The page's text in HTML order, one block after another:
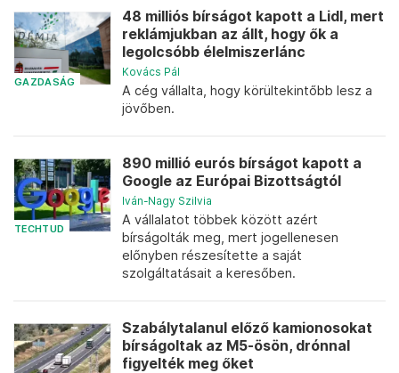
GAZDASÁG
48 milliós bírságot kapott a Lidl, mert
reklámjukban az állt, hogy ők a
legolcsóbb élelmiszerlánc
Kovács Pál
A cég vállalta, hogy körültekintőbb lesz a
jövőben.
TECHTUD
890 millió eurós bírságot kapott a
Google az Európai Bizottságtól
Iván-Nagy Szilvia
A vállalatot többek között azért
bírságolták meg, mert jogellenesen
előnyben részesítette a saját
szolgáltatásait a keresőben.
Szabálytalanul előző kamionosokat
bírságoltak az M5-ösön, drónnal
figyelték meg őket